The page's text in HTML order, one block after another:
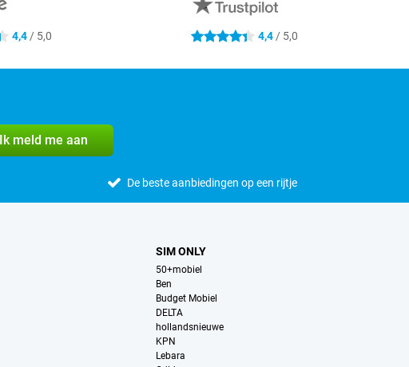
4,4 / 5,0 4.4 sterren 4,4 / 5,0
Ik meld me aan
De beste aanbiedingen op een rijtje
SIM ONLY
50+mobiel
Ben
Budget Mobiel
DELTA
hollandsnieuwe
KPN
Lebara